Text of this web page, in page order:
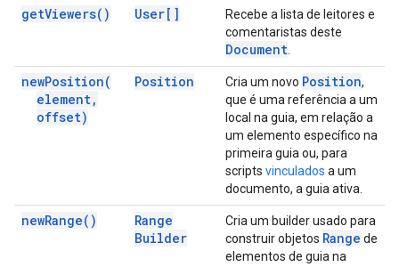
getViewers( ) User[]
Recebe a lista de leitores e
comentaristas deste
Document
newPosition(
element,
offset)
Position Cria um novo Position,
que é uma referência a um
local na guia, em relação a
um elemento específico na
primeira guia ou, para
scripts vinculados a um
documento, a guia ativa.
newRange( )
Range
Builder
Cria um builder usado para
construir objetos Range de
elementos de guia na